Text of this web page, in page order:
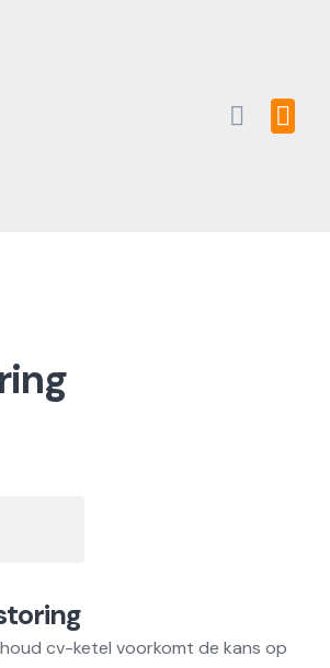
cv-ketel voorkomt de kans op